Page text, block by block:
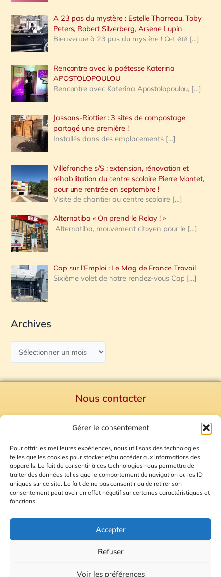
Gérer le consentement
Pour offrir les meilleures expériences, nous utilisons des technologies
telles que les cookies pour stocker et/ou accéder aux informations des
appareils. Le fait de consentir à ces technologies nous permettra de
traiter des données telles que le comportement de navigation ou les ID
uniques sur ce site. Le fait de ne pas consentir ou de retirer son
consentement peut avoir un effet négatif sur certaines caractéristiques et
fonctions.
Accepter
Refuser
Voir les préférences
A 23 pas du mystère : Estelle Tharreau, Toby
Peters, Robert Silverberg, Arsène Lupin
Bienvenue à 23 pas du mystère ! Cet été […]
Rencontre avec la poétesse Katerina
APOSTOLOPOULOU
Rencontre avec Katerina Apostolopoulou, […]
Jassans-Riottier : 3 sites de compostage
partagé une première !
Installés dans des emplacements […]
Villefranche s/S : extension, rénovation et
réhabilitation du centre scolaire Pierre Montet,
pour une rentrée en septembre !
Visite de chantier au centre scolaire […]
Alternatiba « On prend le Relay ! »
Alternatiba, mouvement citoyen pour le […]
Cap sur l’Emploi : Le Mag de France Travail
Sixième volet de notre rendez-vous Cap […]
Archives
Nous contacter
Mentions Légales
Plan du site
Gestion des Cookies
© 2026 Radio Calade